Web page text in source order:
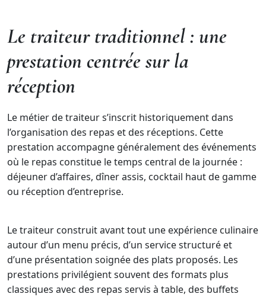
Le traiteur traditionnel : une
prestation centrée sur la
réception
Le métier de traiteur s’inscrit historiquement dans
l’organisation des repas et des réceptions. Cette
prestation accompagne généralement des événements
où le repas constitue le temps central de la journée :
déjeuner d’affaires, dîner assis, cocktail haut de gamme
ou réception d’entreprise.
Le traiteur construit avant tout une expérience culinaire
autour d’un menu précis, d’un service structuré et
d’une présentation soignée des plats proposés. Les
prestations privilégient souvent des formats plus
classiques avec des repas servis à table, des buffets